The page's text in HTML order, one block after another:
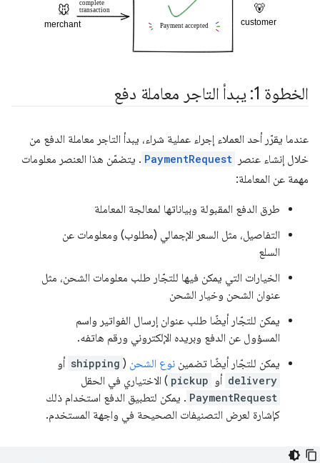
الخطوة 1: يبدأ التاجر معاملة دفع
عندما يقرّر أحد العملاء إجراء عملية شراء، يبدأ التاجر معاملة الدفع من
خلال إنشاء عنصر PaymentRequest . يتضمّن هذا العنصر معلومات
مهمة عن المعاملة:
طرق الدفع المقبولة وبياناتها لمعالجة المعاملة
التفاصيل، مثل السعر الإجمالي (مطلوب) ومعلومات عن
السلع
الخيارات التي يمكن فيها للتجّار طلب معلومات الشحن، مثل
عنوان الشحن وخيار الشحن
يمكن للتجّار أيضًا طلب عنوان إرسال الفواتير واسم
المسؤول عن الدفع وبريده الإلكتروني ورقم هاتفه.
يمكن للتجّار أيضًا تضمين نوع الشحن (
shipping أو
delivery أو pickup ) الاختياري في الحقل
PaymentRequest . يمكن لتطبيق الدفع استخدام ذلك
كإشارة لعرض التصنيفات الصحيحة في واجهة المستخدم.